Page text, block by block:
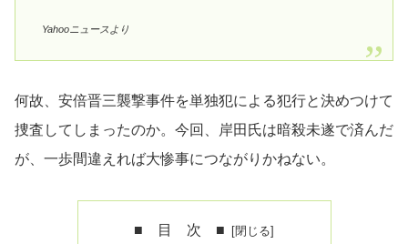
Yahooニュースより
何故、安倍晋三襲撃事件を単独犯による犯行と決めつけて
捜査してしまったのか。今回、岸田氏は暗殺未遂で済んだ
が、一歩間違えれば大惨事につながりかねない。
■ 目 次 ■